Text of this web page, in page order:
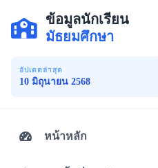
ข้อมูลนักเรียน
มัธยมศึกษา
อัปเดตล่าสุด
10 มิถุนายน 2568
หน้าหลัก